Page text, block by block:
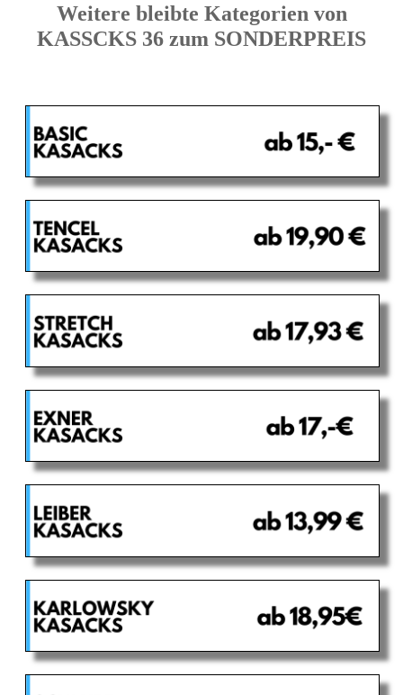
Weitere bleibte Kategorien von
KASSCKS 36 zum SONDERPREIS